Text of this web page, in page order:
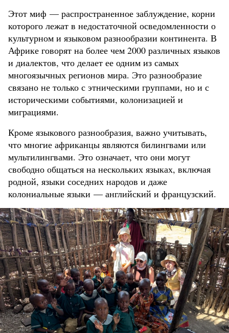
Этот миф — распространенное заблуждение, корни
которого лежат в недостаточной осведомленности о
культурном и языковом разнообразии континента. В
Африке говорят на более чем 2000 различных языков
и диалектов, что делает ее одним из самых
многоязычных регионов мира. Это разнообразие
связано не только с этническими группами, но и с
историческими событиями, колонизацией и
миграциями.
Кроме языкового разнообразия, важно учитывать,
что многие африканцы являются билингвами или
мультилингвами. Это означает, что они могут
свободно общаться на нескольких языках, включая
родной, языки соседних народов и даже
колониальные языки — английский и французский.